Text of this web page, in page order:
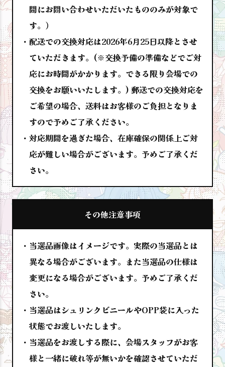
間にお問い合わせいただいたもののみが対象で
す。）
配送での交換対応は2026年6月25日以降とさせ
ていただきます。(※交換予備の準備などでご対
応にお時間がかかります。できる限り会場での
交換をお願いいたします。) 郵送での交換対応を
ご希望の場合、送料はお客様のご負担となりま
すので予めご了承ください。
対応期間を過ぎた場合、在庫確保の関係上ご対
応が難しい場合がございます。予めご了承くだ
さい。
その他注意事項
当選品画像はイメージです。実際の当選品とは
異なる場合がございます。また当選品の仕様は
変更になる場合がございます。予めご了承くだ
さい。
当選品はシュリンクビニールやOPP袋に入った
状態でお渡しいたします。
当選品をお渡しする際に、会場スタッフがお客
様と一緒に破れ等が無いかを確認させていただ